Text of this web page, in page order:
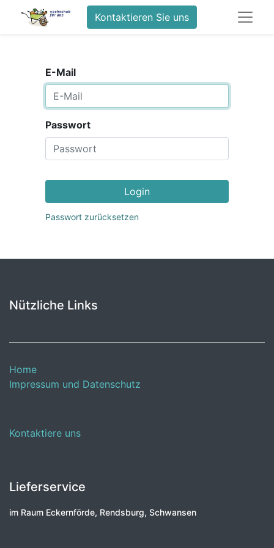
Kontaktieren Sie uns
E-Mail
Passwort
Login
Passwort zurücksetzen
Nützliche Links
Home
Impressum und Datenschutz
Kontaktiere uns
Lieferservice
im Raum Eckernförde, Rendsburg, Schwansen